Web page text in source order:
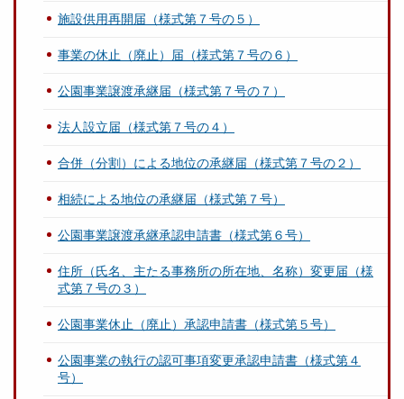
施設供用再開届（様式第７号の５）
事業の休止（廃止）届（様式第７号の６）
公園事業譲渡承継届（様式第７号の７）
法人設立届（様式第７号の４）
合併（分割）による地位の承継届（様式第７号の２）
相続による地位の承継届（様式第７号）
公園事業譲渡承継承認申請書（様式第６号）
住所（氏名、主たる事務所の所在地、名称）変更届（様
式第７号の３）
公園事業休止（廃止）承認申請書（様式第５号）
公園事業の執行の認可事項変更承認申請書（様式第４
号）